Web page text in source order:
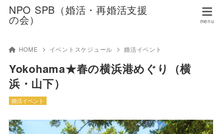
NPO SPB（婚活・再婚活支援
の会）
HOME イベントスケジュール 婚活イベント
Yokohama★春の横浜港めぐり（横
浜・山下）
婚活イベント